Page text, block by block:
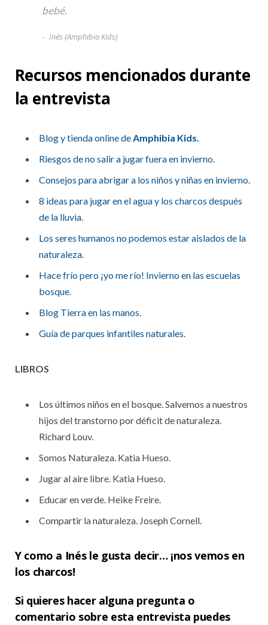
bebé.
Inés (Amphibia Kids)
Recursos mencionados durante
la entrevista
Blog y tienda online deAmphibia Kids.
Riesgos de no salir a jugar fuera en invierno.
Consejos para abrigar a los niños y niñas en invierno.
8 ideas para jugar en el agua y los charcos después
de la lluvia.
Los seres humanos no podemos estar aislados de la
naturaleza.
Hace frío pero ¡yo me río! Invierno en las escuelas
bosque.
Blog Tierra en las manos.
Guía de parques infantiles naturales.
LIBROS
Los últimos niños en el bosque. Salvemos a nuestros
hijos del transtorno por déficit de naturaleza.
Richard Louv.
Somos Naturaleza. Katia Hueso.
Jugar al aire libre. Katia Hueso.
Educar en verde. Heike Freire.
Compartir la naturaleza. Joseph Cornell.
Y como a Inés le gusta decir… ¡nos vemos en
los charcos!
Si quieres hacer alguna pregunta o
comentario sobre esta entrevista puedes